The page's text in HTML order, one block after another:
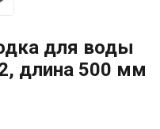
для воды
длина 500 мм